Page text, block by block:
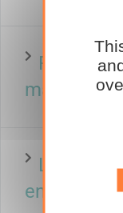
Puis-je
ma
Les
entreprise